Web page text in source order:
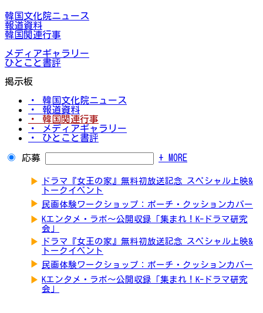
韓国文化院ニュース
報道資料
韓国関連行事
メディアギャラリー
ひとこと書評
掲示板
・ 韓国文化院ニュース
・ 報道資料
・ 韓国関連行事
・ メディアギャラリー
・ ひとこと書評
応募 + MORE
▶
ドラマ『女王の家』無料初放送記念 スペシャル上映&
トークイベント
▶ 民画体験ワークショップ：ポーチ・クッションカバー
▶ Kエンタメ・ラボ～公開収録「集まれ！K-ドラマ研究
会」
▶
ドラマ『女王の家』無料初放送記念 スペシャル上映&
トークイベント
▶ 民画体験ワークショップ：ポーチ・クッションカバー
▶ Kエンタメ・ラボ～公開収録「集まれ！K-ドラマ研究
会」